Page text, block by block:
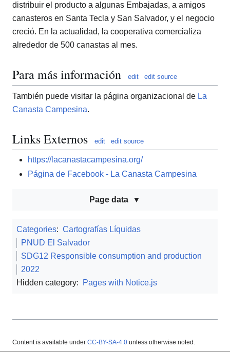
distribuir el producto a algunas Embajadas, a amigos
canasteros en Santa Tecla y San Salvador, y el negocio
creció. En la actualidad, la cooperativa comercializa
alrededor de 500 canastas al mes.
Para más información edit edit source
También puede visitar la página organizacional de La
Canasta Campesina.
Links Externos edit edit source
https://lacanastacampesina.org/
Página de Facebook - La Canasta Campesina
Page data
Categories: Cartografías Líquidas
PNUD El Salvador
SDG12 Responsible consumption and production
2022
Hidden category:
Pages with Notice.js
Content is available under CC-BY-SA-4.0 unless otherwise noted.